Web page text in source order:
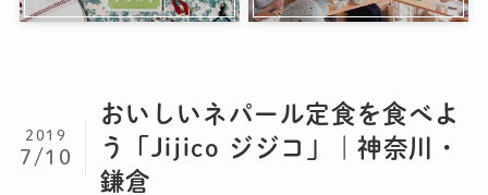
おいしいネパール定食を食べよ
う「Jijico ジジコ」｜神奈川・
鎌倉
2019
7/10